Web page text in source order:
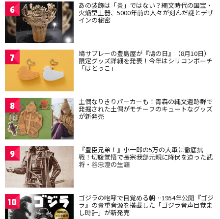
6 あの装飾は「炎」ではない？縄文時代の国宝・
火焔型土器、5000年前の人々が刻んだ謎とデザ
インの秘密
7 鳩サブレーの豊島屋が『鳩の日』（8月10日）
限定グッズ詳細を発表！今年はシリコンポーチ
「はとっこ」
8 土偶なりきりパーカーも！青森の縄文遺跡群で
発掘された土偶がモチーフのキュートなグッズ
が新発売
9 『豊臣兄弟！』小一郎の5万の大軍に徹底抗
戦！切腹覚悟で長宗我部元親に降伏を迫った武
将・谷忠澄の生涯
10 ゴジラの咆哮で目覚める朝…1954年公開『ゴジ
ラ』の貴重音源を搭載した「ゴジラ音声目覚ま
し時計」が新発売